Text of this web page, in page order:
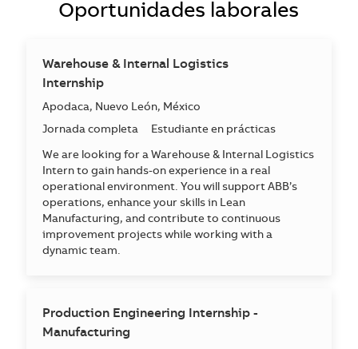
Oportunidades laborales
Warehouse & Internal Logistics
Internship
Ubicación
Apodaca, Nuevo León, México
Jornada completa
Estudiante en prácticas
We are looking for a Warehouse & Internal Logistics
Intern to gain hands-on experience in a real
operational environment. You will support ABB’s
operations, enhance your skills in Lean
Manufacturing, and contribute to continuous
improvement projects while working with a
dynamic team.
Production Engineering Internship -
Manufacturing